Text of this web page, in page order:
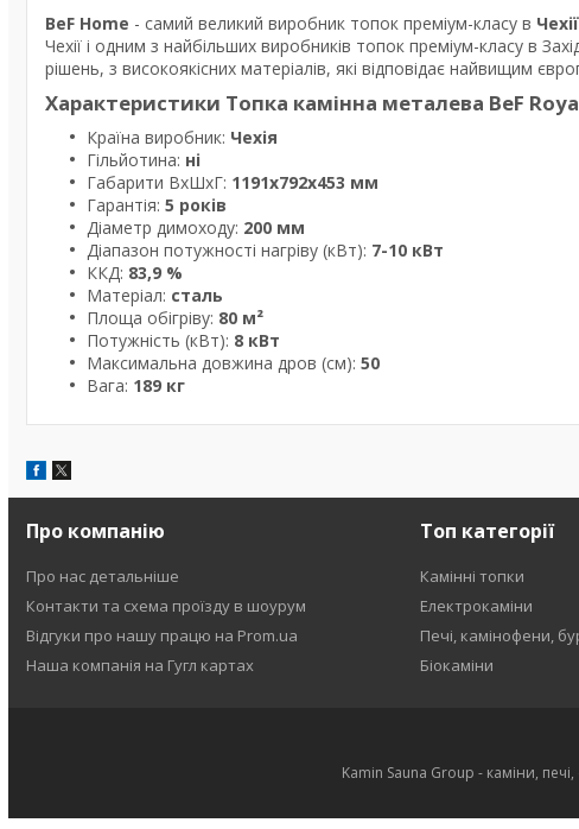
BeF Home - самий великий виробник топок преміум-класу в Чехії
Чехії і одним з найбільших виробників топок преміум-класу в
рішень, з високоякісних матеріалів, які відповідає найвищим
Характеристики Топка камінна металева BeF
Країна виробник: Чехія
Гільйотина: ні
Габарити ВxШxГ: 1191х792х453 мм
Гарантія: 5 років
Діаметр димоходу: 200 мм
Діапазон потужності нагріву (кВт): 7-10 кВт
ККД: 83,9 %
Матеріал: сталь
Площа обігріву: 80 м²
Потужність (кВт): 8 кВт
Максимальна довжина дров (см): 50
Вага: 189 кг
Про компанію
Про нас детальніше
Контакти та схема проїзду в шоурум
Відгуки про нашу працю на Prom.ua
Наша компанія на Гугл картах
Топ категорії
Камінні топки
Електрокаміни
Печі, камінофени,
Біокаміни